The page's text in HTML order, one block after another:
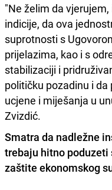
"Ne želim da
indicije, da ova
suprotnosti s
prijelazima, kao i s
stabilizaciji i
političku pozadinu i da
ucjene i miješanja u
Zvizdić.
Smatra da nadležne
trebaju hitno
zaštite ekonomskog